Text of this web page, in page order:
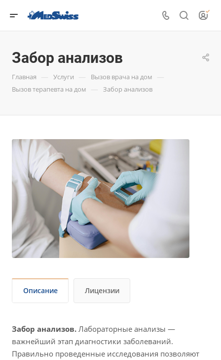
Забор анализов
Главная — Услуги — Вызов врача на дом —
Вызов терапевта на дом — Забор анализов
Описание Лицензии
Забор анализов. Лабораторные анализы —
важнейший этап диагностики заболеваний.
Правильно проведенные исследования позволяют